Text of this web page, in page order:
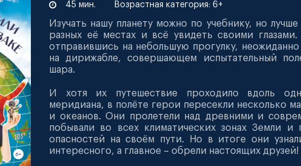
45 мин. Возрастная категория: 6+
Изучать нашу планету можно по учебнику, но
разных её местах и всё увидеть своими
отправившись на небольшую прогулку, неожиданно
на дирижабле, совершающем испытательный
шара.
И хотя их путешествие проходило вдоль
меридиана, в полёте герои пересекли несколько
и океанов. Они пролетели над древними и
побывали во всех климатических зонах Земли и
опасностей на своём пути. Но в итоге они
интересного, а главное – обрели настоящих друзей!